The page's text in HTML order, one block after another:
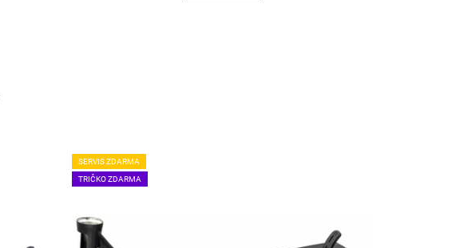
SERVIS ZDARMA
TRIČKO ZDARMA